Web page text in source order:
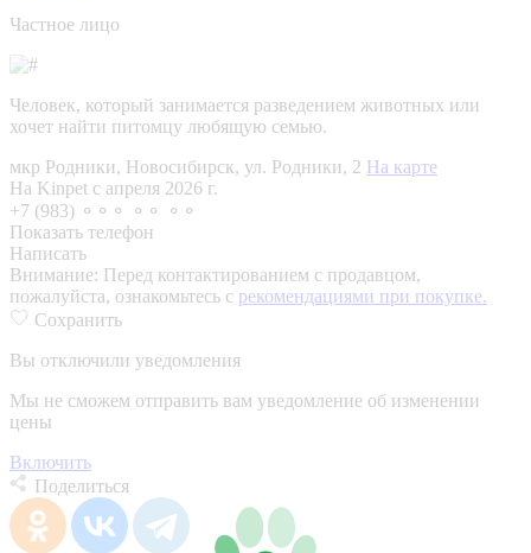
Частное лицо
Человек, который занимается разведением животных или
хочет найти питомцу любящую семью.
мкр Родники, Новосибирск, ул. Родники, 2 На карте
На Kinpet c апреля 2026 г.
+7 (983) ⚬⚬⚬ ⚬⚬ ⚬⚬
Показать телефон
Написать
Внимание: Перед контактированием с продавцом,
пожалуйста, ознакомьтесь с рекомендациями при покупке.
Сохранить
Вы отключили уведомления
Мы не сможем отправить вам уведомление об изменении
цены
Включить
Поделиться